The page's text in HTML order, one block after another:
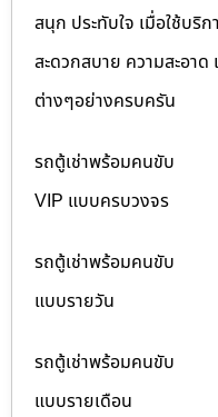
สนุก ประทับใจ เมื่อใช้บริ
สะดวกสบาย ความสะอา
ต่างๆอย่างครบครัน
รถตู้เช่าพร้อมคนขับ
VIP แบบครบวงจร
รถตู้เช่าพร้อมคนขับ
แบบรายวัน
รถตู้เช่าพร้อมคนขับ
แบบรายเดือน